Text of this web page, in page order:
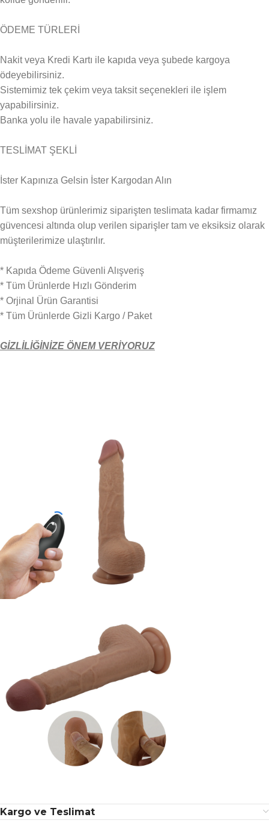
ÖDEME TÜRLERİ
Nakit veya Kredi Kartı ile kapıda veya şubede kargoya
ödeyebilirsiniz.
Sistemimiz tek çekim veya taksit seçenekleri ile işlem
yapabilirsiniz.
Banka yolu ile havale yapabilirsiniz.
TESLİMAT ŞEKLİ
İster Kapınıza Gelsin İster Kargodan Alın
Tüm sexshop ürünlerimiz siparişten teslimata kadar firmamız
güvencesi altında olup verilen siparişler tam ve eksiksiz olarak
müşterilerimize ulaştırılır.
* Kapıda Ödeme Güvenli Alışveriş
* Tüm Ürünlerde Hızlı Gönderim
* Orjinal Ürün Garantisi
* Tüm Ürünlerde Gizli Kargo / Paket
GİZLİLİĞİNİZE ÖNEM VERİYORUZ
Kargo ve Teslimat